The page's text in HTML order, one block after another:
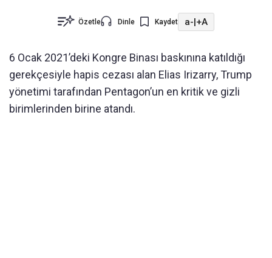
Özetle Dinle Kaydet a-|+A
6 Ocak 2021’deki Kongre Binası baskınına katıldığı
gerekçesiyle hapis cezası alan Elias Irizarry, Trump
yönetimi tarafından Pentagon’un en kritik ve gizli
birimlerinden birine atandı.